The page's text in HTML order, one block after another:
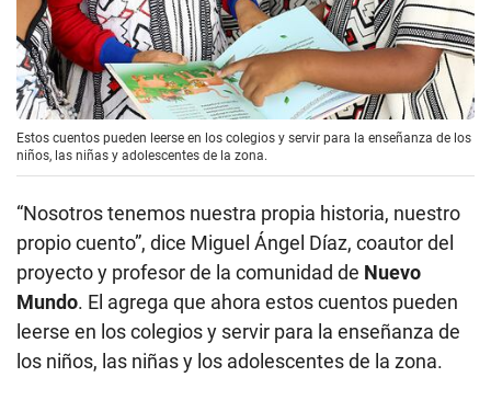
Estos cuentos pueden leerse en los colegios y servir para la enseñanza de los
niños, las niñas y adolescentes de la zona.
“Nosotros tenemos nuestra propia historia, nuestro
propio cuento”, dice Miguel Ángel Díaz, coautor del
proyecto y profesor de la comunidad de Nuevo
Mundo. El agrega que ahora estos cuentos pueden
leerse en los colegios y servir para la enseñanza de
los niños, las niñas y los adolescentes de la zona.